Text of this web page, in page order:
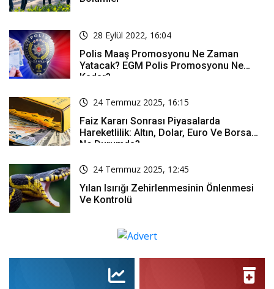
28 Eylül 2022, 16:04
Polis Maaş Promosyonu Ne Zaman
Yatacak? EGM Polis Promosyonu Ne
Kadar?
24 Temmuz 2025, 16:15
Faiz Kararı Sonrası Piyasalarda
Hareketlilik: Altın, Dolar, Euro Ve Borsa
Ne Durumda?
24 Temmuz 2025, 12:45
Yılan Isırığı Zehirlenmesinin Önlenmesi
Ve Kontrolü